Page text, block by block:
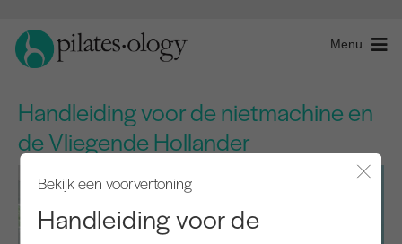
Menu
Handleiding voor de nietmachine en
de Vliegende Hollander
Bekijk een voorvertoning
Handleiding voor de